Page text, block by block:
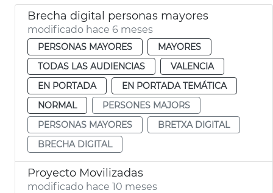
Brecha digital personas mayores
modificado hace 6 meses
PERSONAS MAYORES
MAYORES
TODAS LAS AUDIENCIAS
VALENCIA
EN PORTADA
EN PORTADA TEMÁTICA
NORMAL
PERSONES MAJORS
PERSONAS MAYORES
BRETXA DIGITAL
BRECHA DIGITAL
Proyecto Movilizadas
modificado hace 10 meses